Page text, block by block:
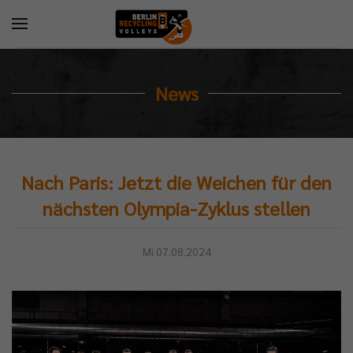
News
Nach Paris: Jetzt die Weichen für den
nächsten Olympia-Zyklus stellen
Mi 07.08.2024